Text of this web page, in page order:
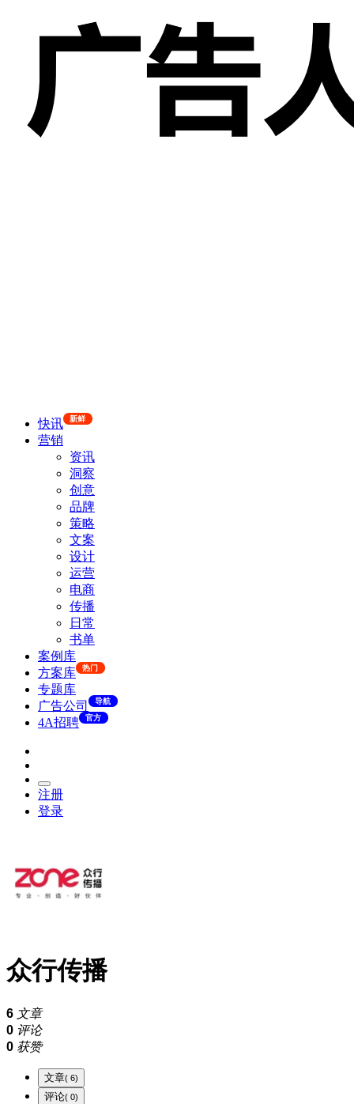
快讯 新鲜
营销
资讯
洞察
创意
品牌
策略
文案
设计
运营
电商
传播
日常
书单
案例库
方案库
热门
专题库
广告公司
导航
4A招聘 官方
注册
登录
众行传播
6 文章
0 评论
0 获赞
文章 ( 6)
评论 ( 0)